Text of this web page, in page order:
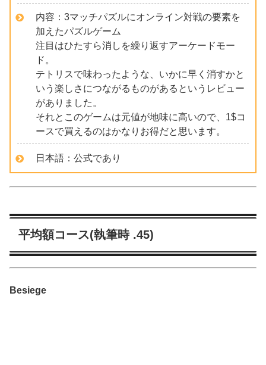
内容：3マッチパズルにオンライン対戦の要素を
加えたパズルゲーム
注目はひたすら消しを繰り返すアーケードモー
ド。
テトリスで味わったような、いかに早く消すかと
いう楽しさにつながるものがあるというレビュー
がありました。
それとこのゲームは元値が地味に高いので、1$コ
ースで買えるのはかなりお得だと思います。
日本語：公式であり
平均額コース(執筆時 .45)
Besiege